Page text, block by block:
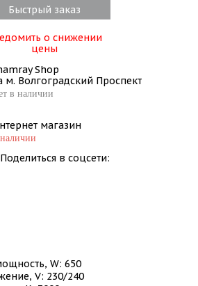
Быстрый заказ
о снижении
цены
Shop
м. Волгоградский Проспект
в наличии
магазин
Поделиться в соцсети:
W: 650
V: 230/240